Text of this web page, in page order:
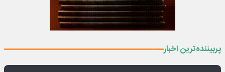
پربیننده‌ترین اخبار